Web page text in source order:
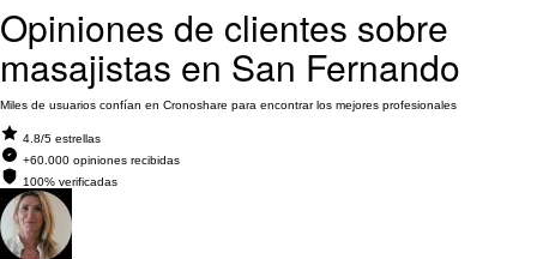
Opiniones de clientes sobre
masajistas en San Fernando
Miles de usuarios confían en Cronoshare para encontrar los mejores profesionales
4.8/5 estrellas
+60.000 opiniones recibidas
100% verificadas